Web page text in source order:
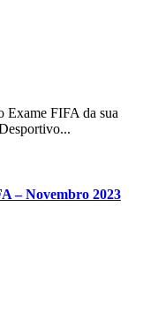
Exame FIFA da sua
– Novembro 2023